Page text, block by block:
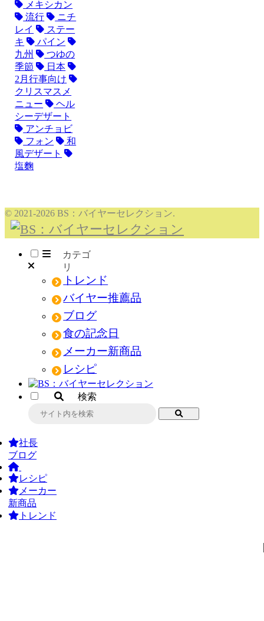
メキシカン
流行
ニチ
レイ
ステー
キ
パイン
九州
つゆの
季節
日本
2月行事向け
クリスマスメ
ニュー
ヘル
シーデザート
アンチョビ
フォン
和
風デザート
塩麴
© 2021-2026 BS：バイヤーセレクション.
メニュー
トレンド
バイヤー推薦品
ブログ
食の記念日
メーカー新商品
レシピ
検索
社長
ブログ
レシピ
メーカー
新商品
トレンド